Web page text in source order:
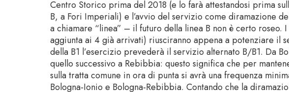
Centro Storico prima del 2018 (e lo farà attestandosi prima
B, a Fori Imperiali) e l’avvio del servizio come diramazione
a chiamare “linea” – il futuro della linea B non è certo roseo.
aggiunta ai 4 già arrivati) riusciranno appena a potenziare il
della B1 l’esercizio prevederà il servizio alternato B/B1. Da
quello successivo a Rebibbia: questo significa che per
sulla tratta comune in ora di punta si avrà una frequenza
Bologna-Ionio e Bologna-Rebibbia. Contando che la